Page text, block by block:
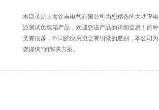
本目录是上海徐吉电气有限公司为您精选的大功率电
源测试负载箱产品，欢迎您该产品的详细信息！的种
类有很多，不同的应用也会有细微的差别，本公司为
您提供*的解决方案。